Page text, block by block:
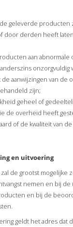
geleverde producten
door derden heeft
aan abnormale
aanwijzingen van de
zijn;
geheel of
de overheid heeft
of de kwaliteit van
en uitvoering
de grootst mogelijke
nemen en bij de
en bij de
geldt het adres dat